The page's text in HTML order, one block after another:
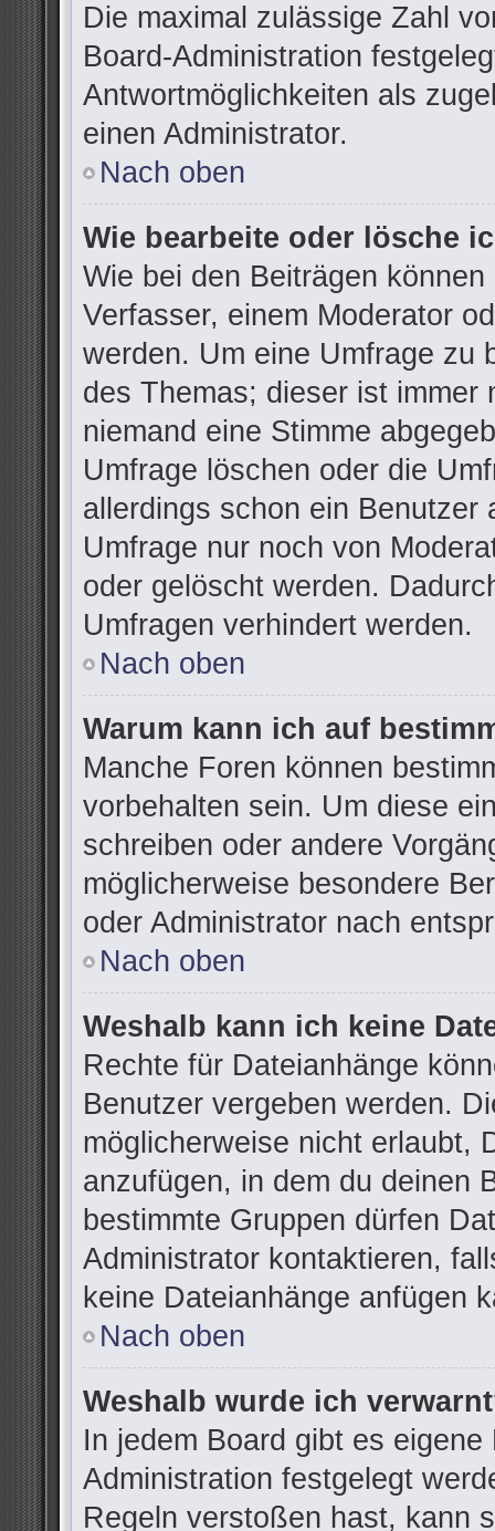
Die maximal zulässige Zahl
Board-Administration
Antwortmöglichkeiten als
einen Administrator.
Nach oben
Wie bearbeite oder lösche
Wie bei den Beiträgen
Verfasser, einem Moderator
werden. Um eine Umfrage zu
des Themas; dieser ist immer
niemand eine Stimme
Umfrage löschen oder die
allerdings schon ein Benutzer
Umfrage nur noch von
oder gelöscht werden.
Umfragen verhindert werden.
Nach oben
Warum kann ich auf
Manche Foren können
vorbehalten sein. Um diese
schreiben oder andere
möglicherweise besondere
oder Administrator nach
Nach oben
Weshalb kann ich keine
Rechte für Dateianhänge
Benutzer vergeben werden.
möglicherweise nicht erlaubt,
anzufügen, in dem du deinen
bestimmte Gruppen dürfen
Administrator kontaktieren,
keine Dateianhänge anfügen
Nach oben
Weshalb wurde ich
In jedem Board gibt es
Administration festgelegt
Regeln verstoßen hast, kann